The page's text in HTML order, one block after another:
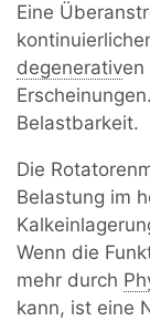
Eine
degenerativen
Belastbarkeit.
Die
Belastung im
Wenn die
mehr durch
kann, ist eine